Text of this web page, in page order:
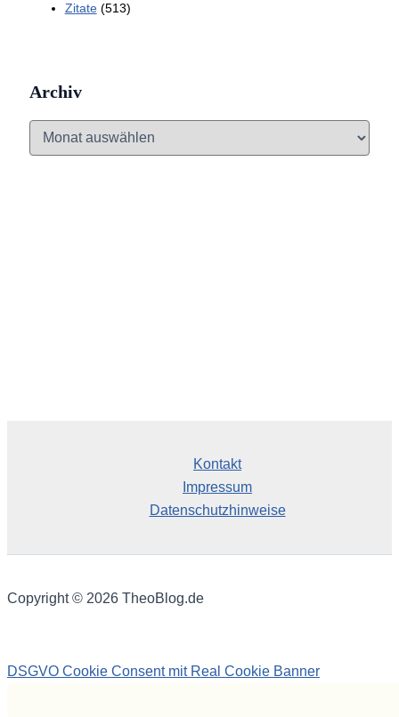
Zitate(513)
Archiv
Kontakt
Impressum
Datenschutzhinweise
Copyright © 2026 TheoBlog.de
DSGVO Cookie Consent mit Real Cookie Banner